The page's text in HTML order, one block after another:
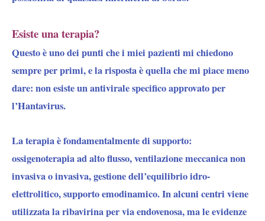
Esiste una terapia?
Questo è uno dei punti che i miei pazienti mi chiedono
sempre per primi, e la risposta è quella che mi piace meno
dare: non esiste un antivirale specifico approvato per
l’Hantavirus.
La terapia è fondamentalmente di supporto:
ossigenoterapia ad alto flusso, ventilazione meccanica non
invasiva o invasiva, gestione dell’equilibrio idro-
elettrolitico, supporto emodinamico. In alcuni centri viene
utilizzata la ribavirina per via endovenosa, ma le evidenze